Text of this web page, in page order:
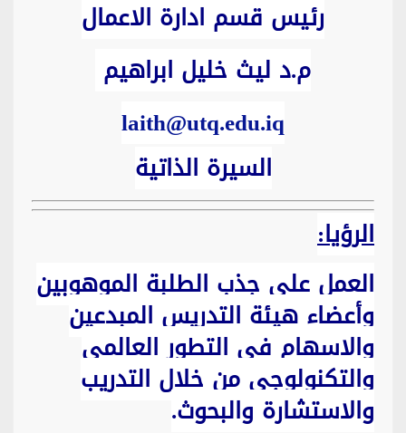
رئيس قسم ادارة الاعمال
م.د ليث خليل ابراهيم
laith@utq.edu.iq
السيرة الذاتية
الرؤيا:
العمل على جذب الطلبة الموهوبين
وأعضاء هيئة التدريس المبدعين
والاسهام في التطور العالمي
والتكنولوجي من خلال التدريب
والاستشارة والبحوث.